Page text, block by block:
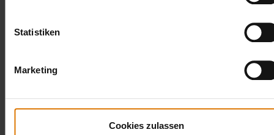
Statistiken
Marketing
Cookies zulassen